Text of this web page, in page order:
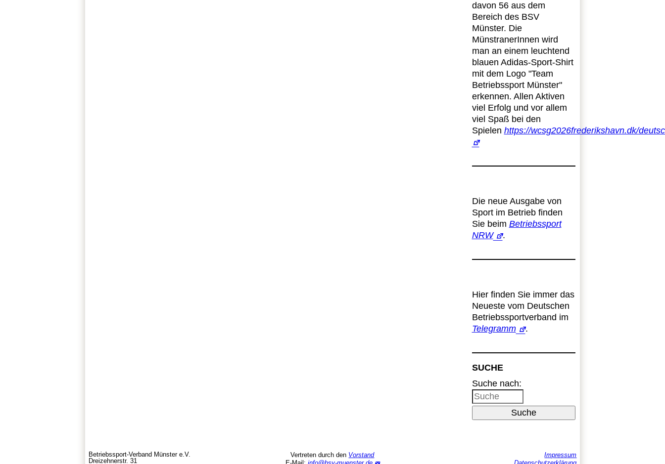
davon 56 aus dem
Bereich des BSV
Münster. Die
MünstranerInnen wird
man an einem leuchtend
blauen Adidas-Sport-Shirt
mit dem Logo "Team
Betriebssport Münster"
erkennen. Allen Aktiven
viel Erfolg und vor allem
viel Spaß bei den
Spielen https://wcsg2026frederikshavn.dk/
Die neue Ausgabe von
Sport im Betrieb finden
Sie beim Betriebssport
NRW
.
Hier finden Sie immer das
Neueste vom Deutschen
Betriebssportverband im
Telegramm
.
SUCHE
Suche nach:
Suche
Betriebssport-Verband Münster e.V.
Dreizehnerstr. 31
Vertreten durch den Vorstand
Impressum